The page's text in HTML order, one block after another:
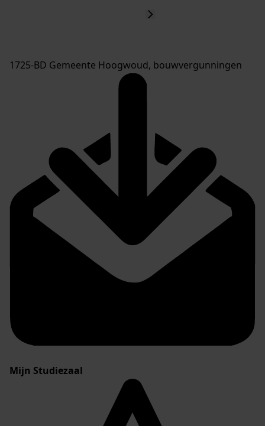
1725-BD Gemeente Hoogwoud, bouwvergunningen
Mijn Studiezaal